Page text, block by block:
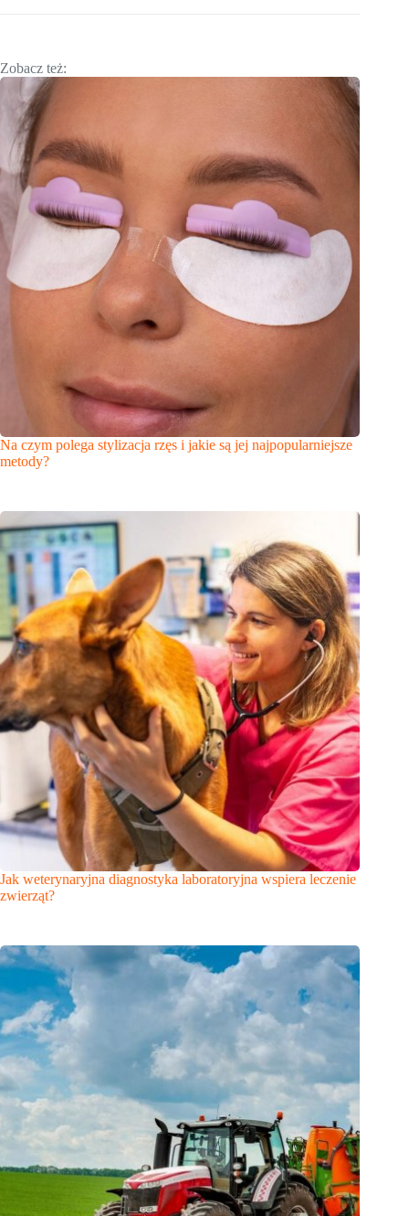
Zobacz też:
Na czym polega stylizacja rzęs i jakie są jej najpopularniejsze
metody?
Jak weterynaryjna diagnostyka laboratoryjna wspiera leczenie
zwierząt?